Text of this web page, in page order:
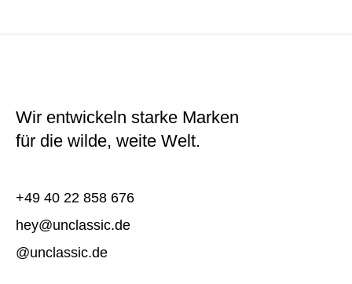
Wir entwickeln starke Marken
für die wilde, weite Welt.
+49 40 22 858 676
hey@unclassic.de
@unclassic.de